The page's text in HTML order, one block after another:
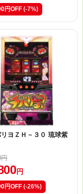
円OFF (-7%)
リヨＺＨ－３０ 琉球紫
円
円OFF (-26%)